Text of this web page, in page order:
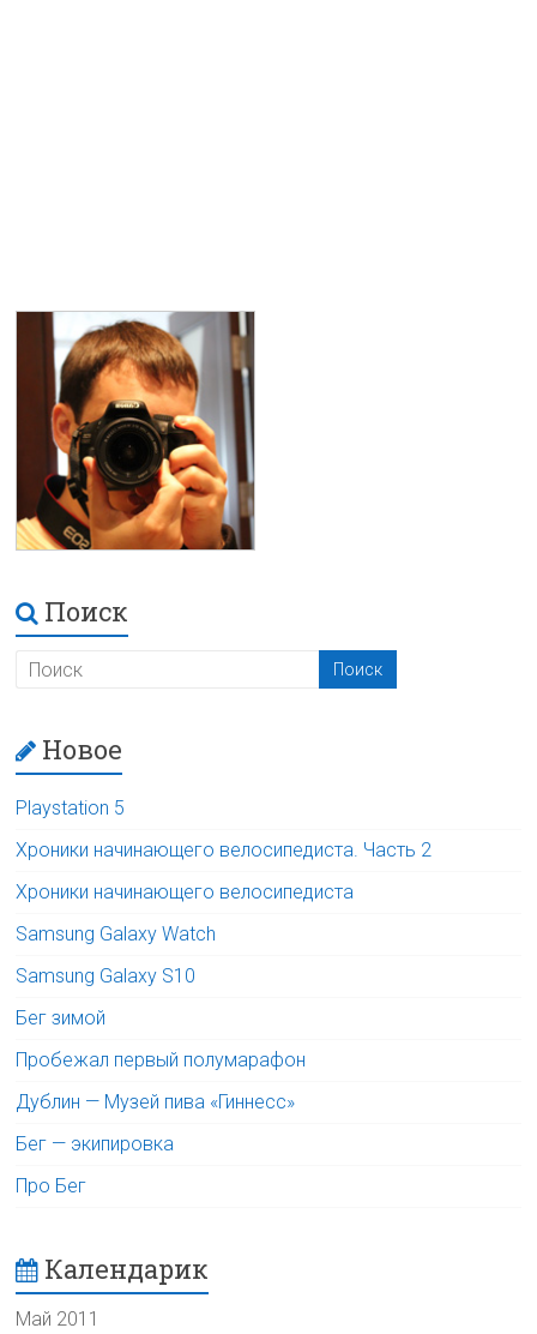
Поиск
Новое
Playstation 5
Хроники начинающего велосипедиста. Часть 2
Хроники начинающего велосипедиста
Samsung Galaxy Watch
Samsung Galaxy S10
Бег зимой
Пробежал первый полумарафон
Дублин — Музей пива «Гиннесс»
Бег — экипировка
Про Бег
Календарик
Май 2011